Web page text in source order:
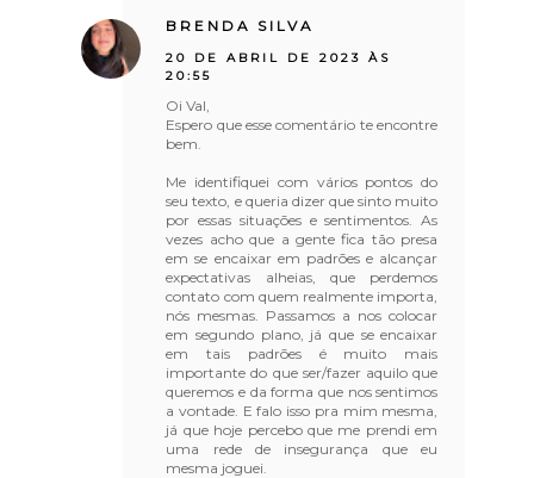
BRENDA SILVA
20 DE ABRIL DE 2023 ÀS
20:55
Oi Val,
Espero que esse comentário te encontre
bem.
Me identifiquei com vários pontos do
seu texto, e queria dizer que sinto muito
por essas situações e sentimentos. As
vezes acho que a gente fica tão presa
em se encaixar em padrões e alcançar
expectativas alheias, que perdemos
contato com quem realmente importa,
nós mesmas. Passamos a nos colocar
em segundo plano, já que se encaixar
em tais padrões é muito mais
importante do que ser/fazer aquilo que
queremos e da forma que nos sentimos
a vontade. E falo isso pra mim mesma,
já que hoje percebo que me prendi em
uma rede de insegurança que eu
mesma joguei.